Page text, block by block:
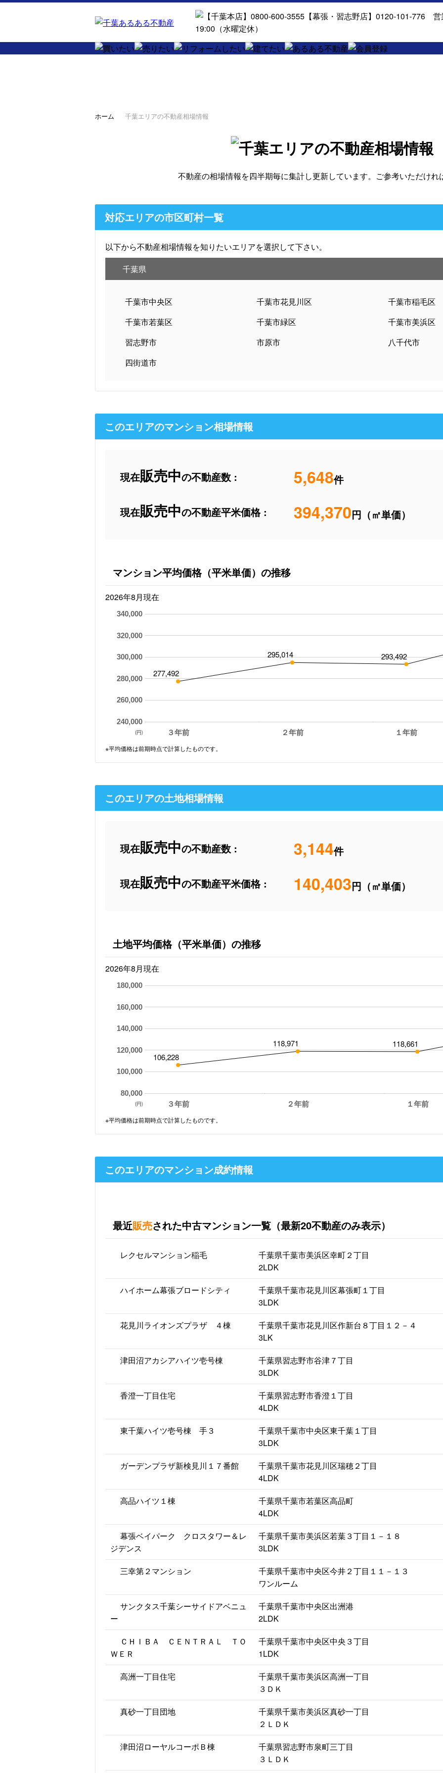
ホーム 千葉エリアの不動産相場情報
不動産の相場情報を四半期毎に集計し更新しています。ご参考いただけれ
対応エリアの市区町村一覧
以下から不動産相場情報を知りたいエリアを選択して下さい。
千葉県
千葉市中央区 千葉市花見川区
千葉市稲毛区
千葉市若葉区
千葉市緑区
千葉市美浜区
習志野市
市原市
八千代市
四街道市
このエリアのマンション相場情報
現在販売中の不動産数 : 5,648件
現在販売中の不動産平米価格 : 394,370円（㎡単価）
マンション平均価格（平米単価）の推移
2026年8月現在
３年前 ２年前 １年前
240,000
260,000
280,000
300,000
320,000
340,000
277,492
295,014 293,492
(円)
※平均価格は前期時点で計算したものです。
このエリアの土地相場情報
現在販売中の不動産数 : 3,144件
現在販売中の不動産平米価格 : 140,403円（㎡単価）
土地平均価格（平米単価）の推移
2026年8月現在
３年前 ２年前 １年前
80,000
100,000
120,000
140,000
160,000
180,000
106,228
118,971 118,661
(円)
※平均価格は前期時点で計算したものです。
このエリアのマンション成約情報
最近販売された中古マンション一覧（最新20不動産のみ表示）
レクセルマンション稲毛
千葉県千葉市美浜区幸町２丁目
2LDK
ハイホーム幕張ブロードシティ
千葉県千葉市花見川区幕張町１丁目
3LDK
花見川ライオンズプラザ ４棟
千葉県千葉市花見川区作新台８丁目１２－４
3LK
津田沼アカシアハイツ壱号棟
千葉県習志野市谷津７丁目
3LDK
香澄一丁目住宅
千葉県習志野市香澄１丁目
4LDK
東千葉ハイツ壱号棟 手３
千葉県千葉市中央区東千葉１丁目
3LDK
ガーデンプラザ新検見川１７番館
千葉県千葉市花見川区瑞穂２丁目
4LDK
高品ハイツ１棟
千葉県千葉市若葉区高品町
4LDK
幕張ベイパーク クロスタワー＆レ
ジデンス
千葉県千葉市美浜区若葉３丁目１－１８
3LDK
三幸第２マンション
千葉県千葉市中央区今井２丁目１１－１３
ワンルーム
サンクタス千葉シーサイドアベニュ
ー
千葉県千葉市中央区出洲港
2LDK
ＣＨＩＢＡ ＣＥＮＴＲＡＬ ＴＯ
ＷＥＲ
千葉県千葉市中央区中央３丁目
1LDK
高洲一丁目住宅
千葉県千葉市美浜区高洲一丁目
３ＤＫ
真砂一丁目団地
千葉県千葉市美浜区真砂一丁目
２ＬＤＫ
津田沼ローヤルコーポＢ棟
千葉県習志野市泉町三丁目
３ＬＤＫ